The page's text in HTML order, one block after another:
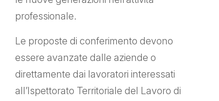
professionale.
Le proposte di conferimento devono
essere avanzate dalle aziende o
direttamente dai lavoratori interessati
all’Ispettorato Territoriale del Lavoro di